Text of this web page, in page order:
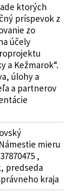
ktorých
príspevok z
zo
účely
a Kežmarok“.
úlohy a
a partnerov
mieru
,
predseda
kraja